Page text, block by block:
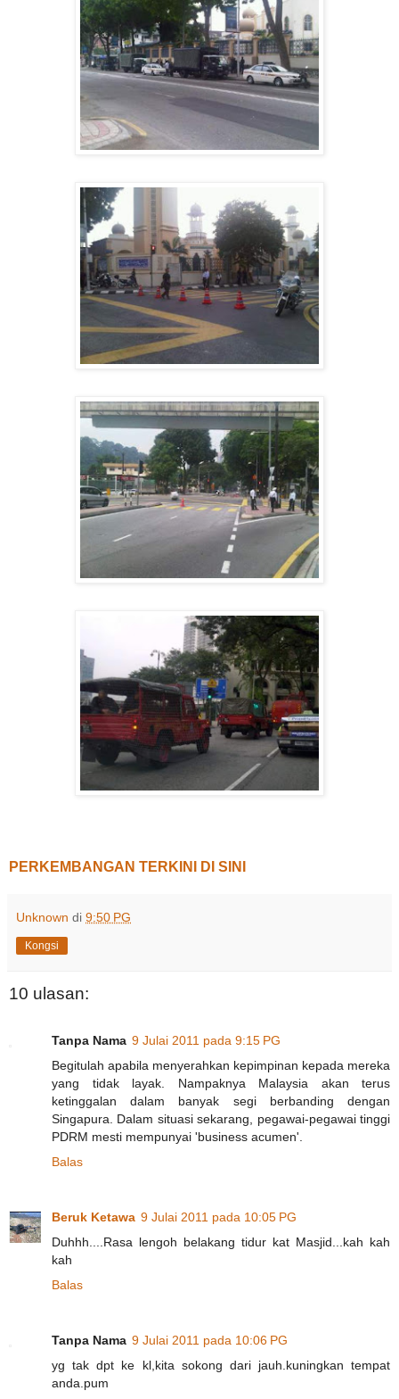
PERKEMBANGAN TERKINI DI SINI
Unknown di 9:50 PG
Kongsi
10 ulasan:
Tanpa Nama 9 Julai 2011 pada 9:15 PG
Begitulah apabila menyerahkan kepimpinan kepada mereka
yang tidak layak. Nampaknya Malaysia akan terus
ketinggalan dalam banyak segi berbanding dengan
Singapura. Dalam situasi sekarang, pegawai-pegawai tinggi
PDRM mesti mempunyai 'business acumen'.
Balas
Beruk Ketawa 9 Julai 2011 pada 10:05 PG
Duhhh....Rasa lengoh belakang tidur kat Masjid...kah kah
kah
Balas
Tanpa Nama 9 Julai 2011 pada 10:06 PG
yg tak dpt ke kl,kita sokong dari jauh.kuningkan tempat
anda.pum